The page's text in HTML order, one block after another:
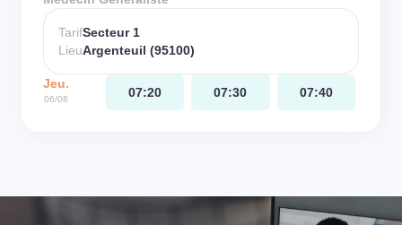
TarifSecteur 1
LieuArgenteuil (95100)
Jeu.
06/08 07:20 07:30 07:40